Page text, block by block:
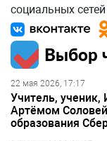
социальных
Выбор
22 мая 2026, 17:17
Учитель, ученик,
Артёмом
образования